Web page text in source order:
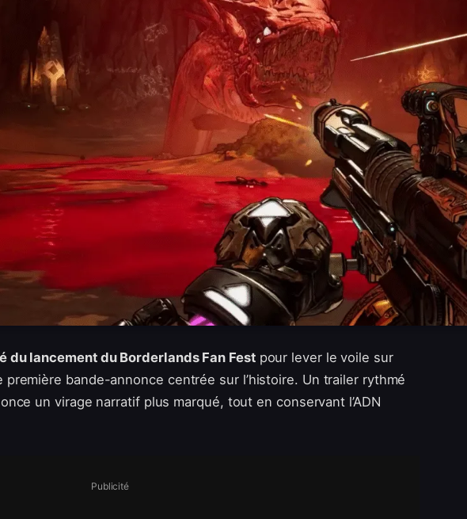
du lancement du Borderlands Fan Festpour lever le voile sur
première bande-annonce centrée sur l’histoire. Un trailer rythmé
un virage narratif plus marqué, tout en conservant l’ADN
Publicité